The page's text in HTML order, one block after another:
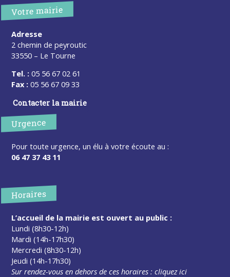
Votre mairie
Adresse
2 chemin de peyroutic
33550 – Le Tourne
Tel. : 05 56 67 02 61
Fax : 05 56 67 09 33
Contacter la mairie
Urgence
Pour toute urgence, un élu à votre écoute au :
06 47 37 43 11
Horaires
L’accueil de la mairie est ouvert au public :
Lundi (8h30-12h)
Mardi (14h-17h30)
Mercredi (8h30-12h)
Jeudi (14h-17h30)
Sur rendez-vous en dehors de ces horaires :cliquez ici